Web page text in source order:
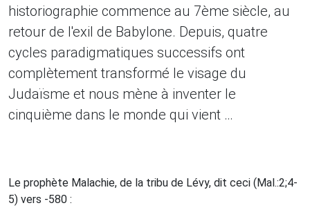
historiographie commence au 7ème siècle, au
retour de l'exil de Babylone. Depuis, quatre
cycles paradigmatiques successifs ont
complètement transformé le visage du
Judaïsme et nous mène à inventer le
cinquième dans le monde qui vient …
Le prophète Malachie, de la tribu de Lévy, dit ceci (Mal.:2;4-
5) vers -580 :